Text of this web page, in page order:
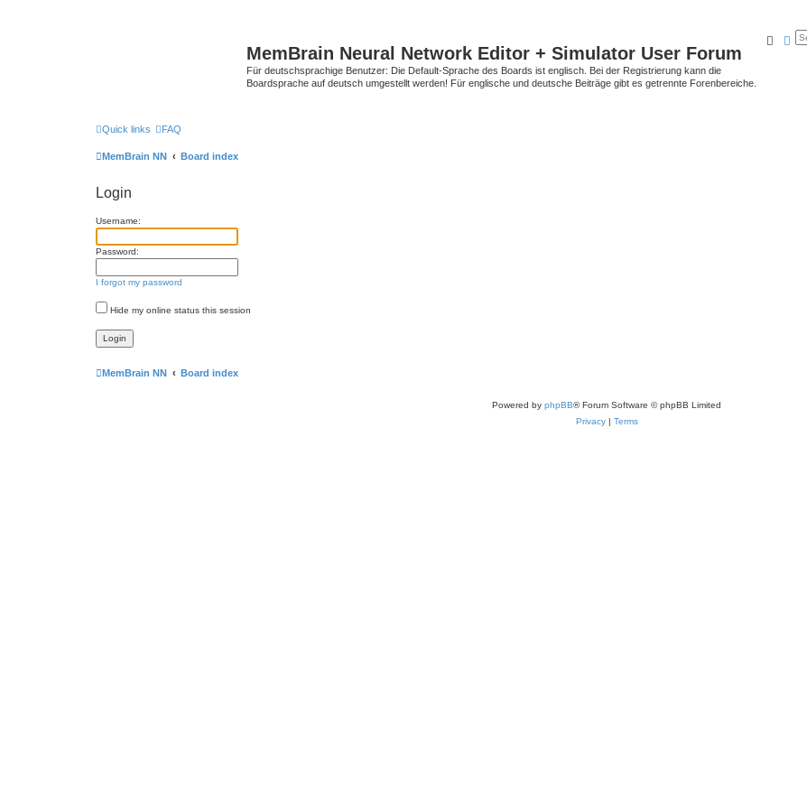
MemBrain Neural Network Editor + Simulator User Forum
Für deutschsprachige Benutzer: Die Default-Sprache des Boards ist englisch. Bei der Registrierung kann die
Boardsprache auf deutsch umgestellt werden! Für englische und deutsche Beiträge gibt es getrennte Forenbereiche.
Quick links FAQ
MemBrain NN Board index
Login
Username:
Password:
I forgot my password
Hide my online status this session
MemBrain NN Board index
Powered by phpBB® Forum Software © phpBB Limited
Privacy| Terms